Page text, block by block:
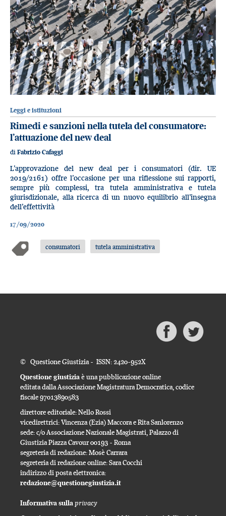
Leggi e istituzioni
Rimedi e sanzioni nella tutela del consumatore:
l’attuazione del new deal
di Fabrizio Cafaggi
L’approvazione del new deal per i consumatori (dir. UE
2019/2161) offre l’occasione per una riflessione sui rapporti,
sempre più complessi, tra tutela amministrativa e tutela
giurisdizionale, alla ricerca di un nuovo equilibrio all’insegna
dell’effettività
17/09/2020
consumatori tutela amministrativa
© Questione Giustizia - ISSN: 2420-952X
Questione giustiziaè una pubblicazione online
editata dalla Associazione Magistratura Democratica, codice
fiscale 97013890583
direttore editoriale: Nello Rossi
vicedirettrici: Vincenza (Ezia) Maccora e Rita Sanlorenzo
sede: c/o Associazione Nazionale Magistrati, Palazzo di
Giustizia Piazza Cavour 00193 - Roma
segreteria di redazione: Mosè Carrara
segreteria di redazione online: Sara Cocchi
indirizzo di posta elettronica:
redazione@questionegiustizia.it
Informativa sullaprivacy